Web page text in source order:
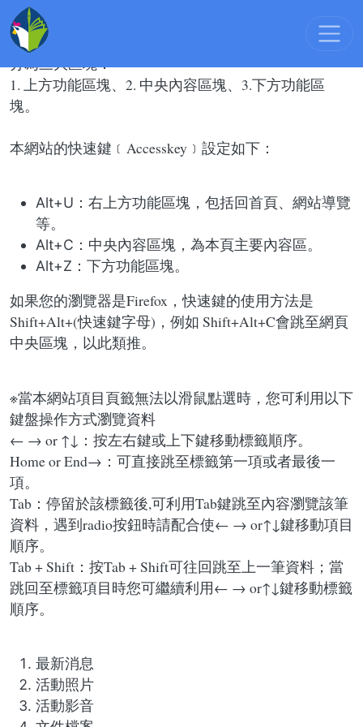
::: 網站導覽
本網站依無障礙網頁設計原則建置，網站的主要內容
分為三大區塊：
1. 上方功能區塊、2. 中央內容區塊、3.下方功能區
塊。
本網站的快速鍵﹝Accesskey﹞設定如下：
Alt+U：右上方功能區塊，包括回首頁、網站導覽
等。
Alt+C：中央內容區塊，為本頁主要內容區。
Alt+Z：下方功能區塊。
如果您的瀏覽器是Firefox，快速鍵的使用方法是
Shift+Alt+(快速鍵字母)，例如 Shift+Alt+C會跳至網頁
中央區塊，以此類推。
※當本網站項目頁籤無法以滑鼠點選時，您可利用以下
鍵盤操作方式瀏覽資料
← → or ↑↓：按左右鍵或上下鍵移動標籤順序。
Home or End→：可直接跳至標籤第一項或者最後一
項。
Tab：停留於該標籤後,可利用Tab鍵跳至內容瀏覽該筆
資料，遇到radio按鈕時請配合使← → or↑↓鍵移動項目
順序。
Tab + Shift：按Tab + Shift可往回跳至上一筆資料；當
跳回至標籤項目時您可繼續利用← → or↑↓鍵移動標籤
順序。
最新消息
活動照片
活動影音